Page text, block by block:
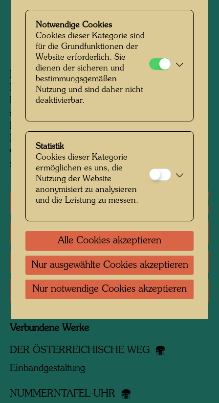
120 mm x 520 mm
Information:
Hundertwasser entwarf eine Nummerntafel mit
hochreflektierenden weißen Zeichen auf
schwarzem Grund und bearbeitete auch die
heraldischen Symbole der Bundesländer.
Mustertafeln wurden erst mit reflektierenden
Glasperlen angefertigt, später mit einer
reflektierenden 3M Folie.
Einzelausstellungen
Literatur: Monographien
Literatur: Ausstellungskataloge
Literatur: Magazine, Zeitschriften
Verbundene Werke
DER ÖSTERREICHISCHE WEG
Einbandgestaltung
NUMMERNTAFEL-UHR
Notwendige Cookies
Cookies dieser Kategorie sind
für die Grundfunktionen der
Website erforderlich. Sie
dienen der sicheren und
bestimmungsgemäßen
Nutzung und sind daher nicht
deaktivierbar.
Statistik
Cookies dieser Kategorie
ermöglichen es uns, die
Nutzung der Website
anonymisiert zu analysieren
und die Leistung zu messen.
Alle Cookies akzeptieren
Nur ausgewählte Cookies akzeptieren
Nur notwendige Cookies akzeptieren